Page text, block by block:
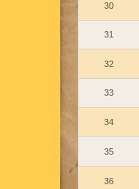
30
31
32
33
34
35
36